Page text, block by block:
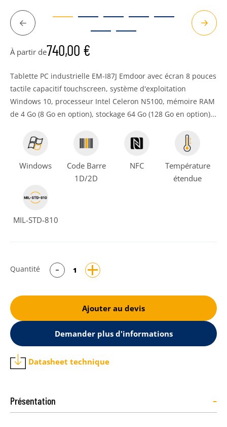
Précédent
À partir de740,00 €
Tablette PC industrielle EM-I87J Emdoor avec écran 8 pouces
tactile capacitif touchscreen, système d'exploitation
Windows 10, processeur Intel Celeron N5100, mémoire RAM
de 4 Go (8 Go en option), stockage 64 Go (128 Go en option)...
Windows
Code Barre
1D/2D
NFC
Température
étendue
MIL-STD-810
Quantité
Ajouter au devis
Demander plus d'informations
Datasheet technique
Présentation -